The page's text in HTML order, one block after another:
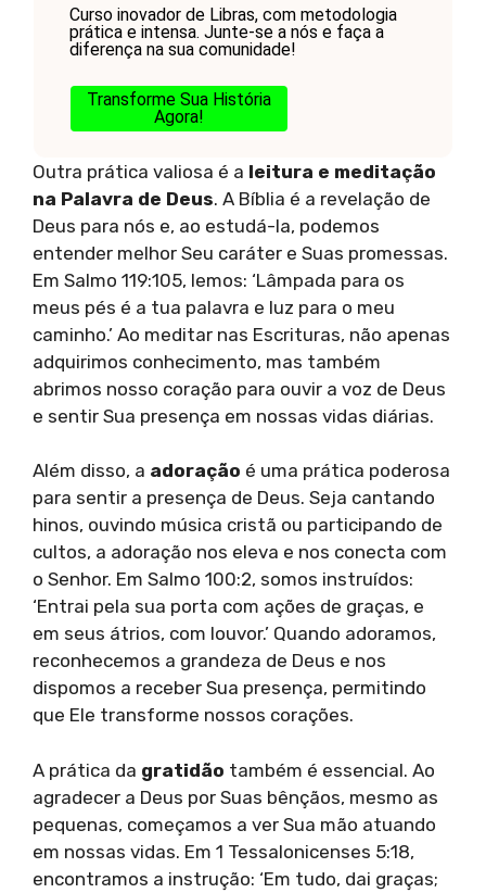
Curso inovador de Libras, com metodologia
prática e intensa. Junte-se a nós e faça a
diferença na sua comunidade!
Transforme Sua História
Agora!
Outra prática valiosa é a leitura e meditação
na Palavra de Deus. A Bíblia é a revelação de
Deus para nós e, ao estudá-la, podemos
entender melhor Seu caráter e Suas promessas.
Em Salmo 119:105, lemos: ‘Lâmpada para os
meus pés é a tua palavra e luz para o meu
caminho.’ Ao meditar nas Escrituras, não apenas
adquirimos conhecimento, mas também
abrimos nosso coração para ouvir a voz de Deus
e sentir Sua presença em nossas vidas diárias.
Além disso, a adoração é uma prática poderosa
para sentir a presença de Deus. Seja cantando
hinos, ouvindo música cristã ou participando de
cultos, a adoração nos eleva e nos conecta com
o Senhor. Em Salmo 100:2, somos instruídos:
‘Entrai pela sua porta com ações de graças, e
em seus átrios, com louvor.’ Quando adoramos,
reconhecemos a grandeza de Deus e nos
dispomos a receber Sua presença, permitindo
que Ele transforme nossos corações.
A prática da gratidão também é essencial. Ao
agradecer a Deus por Suas bênçãos, mesmo as
pequenas, começamos a ver Sua mão atuando
em nossas vidas. Em 1 Tessalonicenses 5:18,
encontramos a instrução: ‘Em tudo, dai graças;